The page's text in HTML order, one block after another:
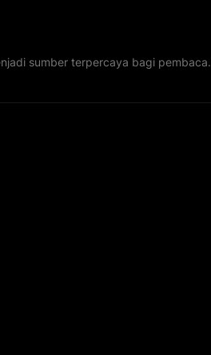
sumber terpercaya bagi pembaca.